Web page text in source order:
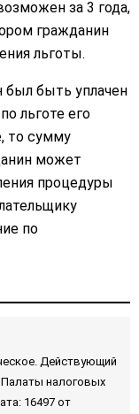
за 3 года,
гражданин
льготы.
был быть уплачен
льготе его
то сумму
может
процедуры
по
Действующий
Палаты налоговых
16497 от